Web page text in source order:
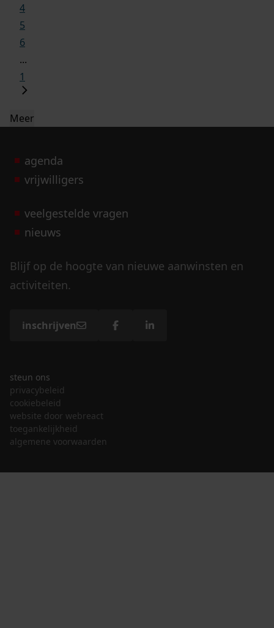
4
5
6
...
1
Meer
agenda
vrijwilligers
veelgestelde vragen
nieuws
Blijf op de hoogte van nieuwe aanwinsten en
activiteiten.
inschrijven
steun ons
privacybeleid
cookiebeleid
website door webreact
toegankelijkheid
algemene voorwaarden